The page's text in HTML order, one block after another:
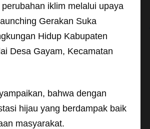
iklim melalui upaya
Gerakan Suka
Hidup Kabupaten
Desa Gayam, Kecamatan
bahwa dengan
hijau yang berdampak baik
masyarakat.